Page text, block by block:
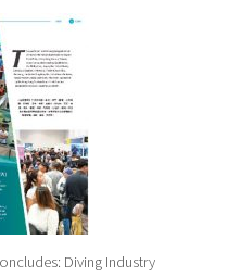
Diving Industry